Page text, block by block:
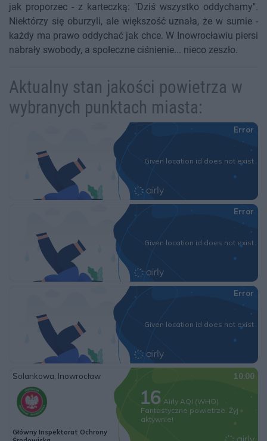
jak proporzec - z karteczką: "Dziś wszystko oddychamy".
Niektórzy się oburzyli, ale większość uznała, że w sumie -
każdy ma prawo oddychać jak chce. W Inowrocławiu piersi
nabrały swobody, a społeczne ciśnienie... nieco zeszło.
Aktualny stan jakości powietrza w
wybranych punktach miasta: